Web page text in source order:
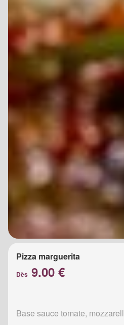
Pizza marguerita
Dès 9.00 €
Base sauce tomate,